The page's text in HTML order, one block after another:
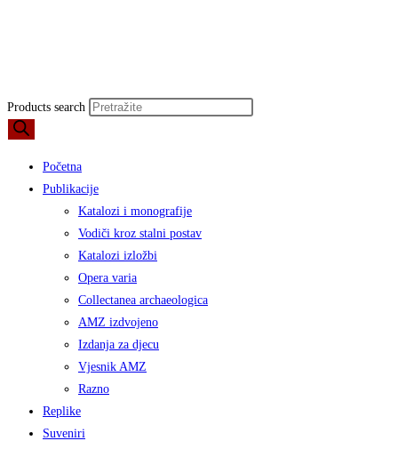
Products search
Početna
Publikacije
Katalozi i monografije
Vodiči kroz stalni postav
Katalozi izložbi
Opera varia
Collectanea archaeologica
AMZ izdvojeno
Izdanja za djecu
Vjesnik AMZ
Razno
Replike
Suveniri